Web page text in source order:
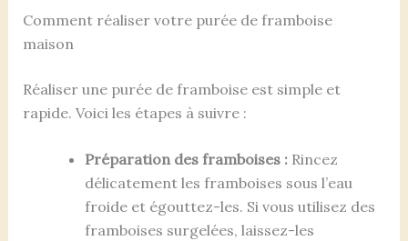
Comment réaliser votre purée de framboise
maison
Réaliser une purée de framboise est simple et
rapide. Voici les étapes à suivre :
Préparation des framboises :Rincez
délicatement les framboises sous l’eau
froide et égouttez-les. Si vous utilisez des
framboises surgelées, laissez-les